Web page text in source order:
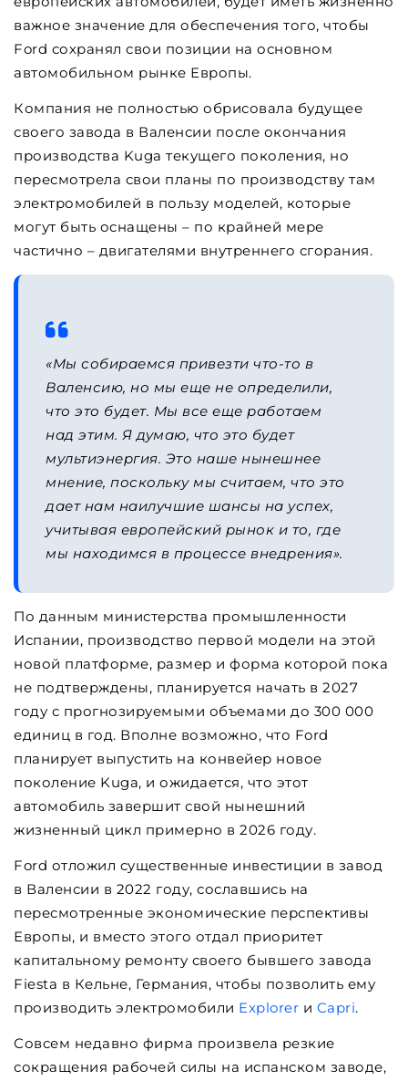
важное значение для обеспечения того, чтобы
Ford сохранял свои позиции на основном
автомобильном рынке Европы.
Компания не полностью обрисовала будущее
своего завода в Валенсии после окончания
производства Kuga текущего поколения, но
пересмотрела свои планы по производству там
электромобилей в пользу моделей, которые
могут быть оснащены – по крайней мере
частично – двигателями внутреннего сгорания.
«Мы собираемся привезти что-то в
Валенсию, но мы еще не определили,
что это будет. Мы все еще работаем
над этим. Я думаю, что это будет
мультиэнергия. Это наше нынешнее
мнение, поскольку мы считаем, что это
дает нам наилучшие шансы на успех,
учитывая европейский рынок и то, где
мы находимся в процессе внедрения».
По данным министерства промышленности
Испании, производство первой модели на этой
новой платформе, размер и форма которой пока
не подтверждены, планируется начать в 2027
году с прогнозируемыми объемами до 300 000
единиц в год. Вполне возможно, что Ford
планирует выпустить на конвейер новое
поколение Kuga, и ожидается, что этот
автомобиль завершит свой нынешний
жизненный цикл примерно в 2026 году.
Ford отложил существенные инвестиции в завод
в Валенсии в 2022 году, сославшись на
пересмотренные экономические перспективы
Европы, и вместо этого отдал приоритет
капитальному ремонту своего бывшего завода
Fiesta в Кельне, Германия, чтобы позволить ему
производить электромобили Explorer и Capri.
Совсем недавно фирма произвела резкие
сокращения рабочей силы на испанском заводе,